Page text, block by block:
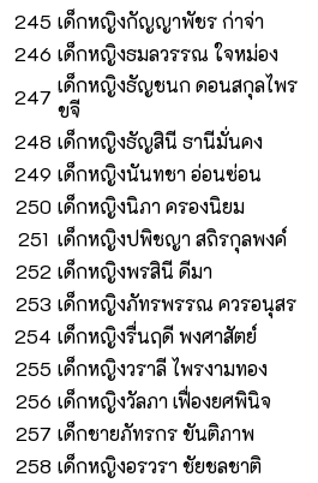
245 เด็กหญิงกัญญาพัชร ก่าจ่า
246 เด็กหญิงธมลวรรณ ใจหม่อง
247 เด็กหญิงธัญชนก ดอนสกุลไพร
ขจี
248 เด็กหญิงธัญสินี ธานีมั่นคง
249 เด็กหญิงนันทชา อ่อนซ่อน
250 เด็กหญิงนิภา ครองนิยม
251 เด็กหญิงปพิชญา สถิรกุลพงค์
252 เด็กหญิงพรสินี ดีมา
253 เด็กหญิงภัทรพรรณ ควรอนุสร
254 เด็กหญิงรื่นฤดี พงศาสัตย์
255 เด็กหญิงวราลี ไพรงามทอง
256 เด็กหญิงวัลภา เฟื่องยศพินิจ
257 เด็กชายภัทรกร ขันติภาพ
258 เด็กหญิงอรวรา ชัยชลชาติ